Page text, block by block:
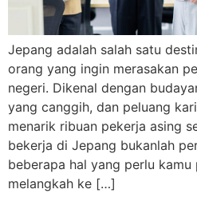
Jepang adalah salah satu
orang yang ingin merasakan
negeri. Dikenal dengan
yang canggih, dan peluang
menarik ribuan pekerja asing
bekerja di Jepang bukanlah
beberapa hal yang perlu kamu
melangkah ke […]